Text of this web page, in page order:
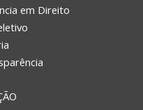
em Direito